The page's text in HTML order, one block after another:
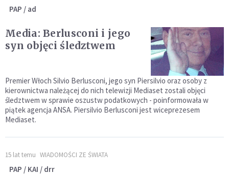
PAP / ad
Media: Berlusconi i jego
syn objęci śledztwem
Premier Włoch Silvio Berlusconi, jego syn Piersilvio oraz osoby z
kierownictwa należącej do nich telewizji Mediaset zostali objęci
śledztwem w sprawie oszustw podatkowych - poinformowała w
piątek agencja ANSA. Piersilvio Berlusconi jest wiceprezesem
Mediaset.
15 lat temu WIADOMOŚCI ZE ŚWIATA
PAP / KAI / drr